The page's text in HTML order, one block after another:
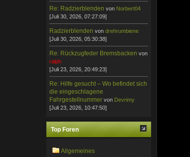
Re: Radzierblendenvon Norbert04
[Juli 30, 2026, 07:27:09]
Radzierblendenvondrehrumbiene
[Juli 30, 2026, 05:30:38]
Re: Rückzugfeder Bremsbacken von
ralph
[Juli 23, 2026, 20:49:23]
Re: Hilfe gesucht – Wo befindet sich
die eingeschlagene
Fahrgestellnummer von Devrimy
[Juli 23, 2026, 10:47:50]
Top Foren
Allgemeines